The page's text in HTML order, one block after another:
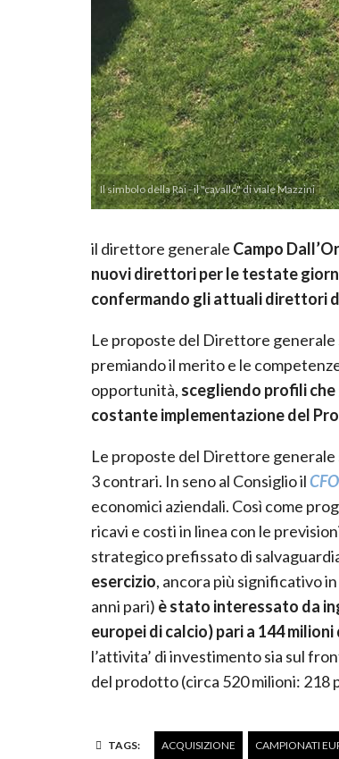
Il simbolo della Rai - il "cavallo" di viale Mazzini
il direttore generale Campo
nuovi direttori per le testate
confermando gli attuali direttori
Le proposte del Direttore
premiando il merito e le
opportunità, scegliendo profili
costante implementazione del
Le proposte del Direttore generale
3 contrari. In seno al Consiglio il
economici aziendali. Così come
ricavi e costi in linea con le
strategico prefissato di
esercizio, ancora più significativo
anni pari) è stato interessato da
europei di calcio) pari a 144 milioni
l’attivita’ di investimento sia sul
del prodotto (circa 520 milioni: 218
TAGS: ACQUISIZIONE CAMPIONATI